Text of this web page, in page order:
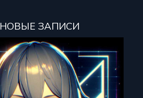
НОВЫЕ ЗАПИСИ